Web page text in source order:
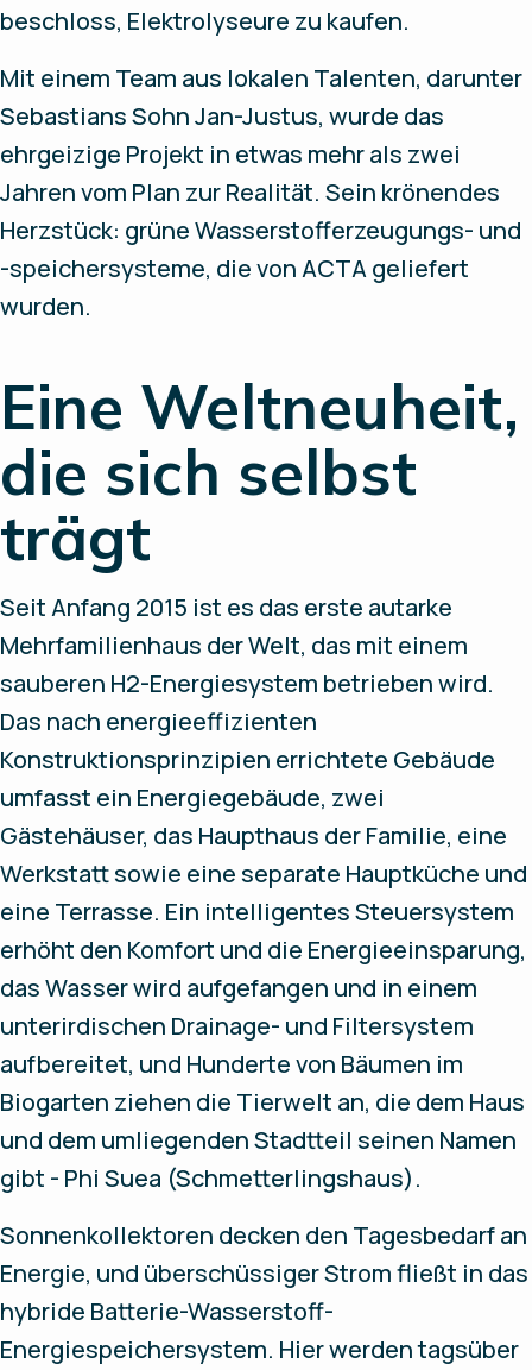
beschloss, Elektrolyseure zu kaufen.
Mit einem Team aus lokalen Talenten, darunter
Sebastians Sohn Jan-Justus, wurde das
ehrgeizige Projekt in etwas mehr als zwei
Jahren vom Plan zur Realität. Sein krönendes
Herzstück: grüne Wasserstofferzeugungs- und
-speichersysteme, die von ACTA geliefert
wurden.
Eine Weltneuheit,
die sich selbst
trägt
Seit Anfang 2015 ist es das erste autarke
Mehrfamilienhaus der Welt, das mit einem
sauberen H2-Energiesystem betrieben wird.
Das nach energieeffizienten
Konstruktionsprinzipien errichtete Gebäude
umfasst ein Energiegebäude, zwei
Gästehäuser, das Haupthaus der Familie, eine
Werkstatt sowie eine separate Hauptküche und
eine Terrasse. Ein intelligentes Steuersystem
erhöht den Komfort und die Energieeinsparung,
das Wasser wird aufgefangen und in einem
unterirdischen Drainage- und Filtersystem
aufbereitet, und Hunderte von Bäumen im
Biogarten ziehen die Tierwelt an, die dem Haus
und dem umliegenden Stadtteil seinen Namen
gibt - Phi Suea (Schmetterlingshaus).
Sonnenkollektoren decken den Tagesbedarf an
Energie, und überschüssiger Strom fließt in das
hybride Batterie-Wasserstoff-
Energiespeichersystem. Hier werden tagsüber